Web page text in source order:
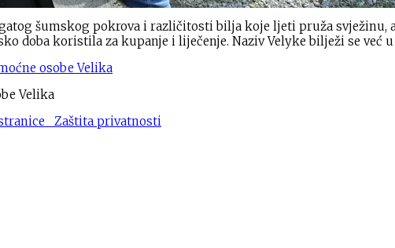
šumskog pokrova i različitosti bilja koje ljeti pruža
doba koristila za kupanje i liječenje. Naziv Velyke bilježi se već
osobe Velika
Velika
Zaštita privatnosti